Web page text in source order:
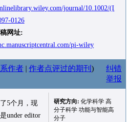
journal/10.1002/(I
0126
网址:
pi-wiley
作者 | 作者点评过的期刊 )
纠错
举报
5个月，现
under editor
研究方向: 化学科学 高
分子科学 功能与智能高
分子